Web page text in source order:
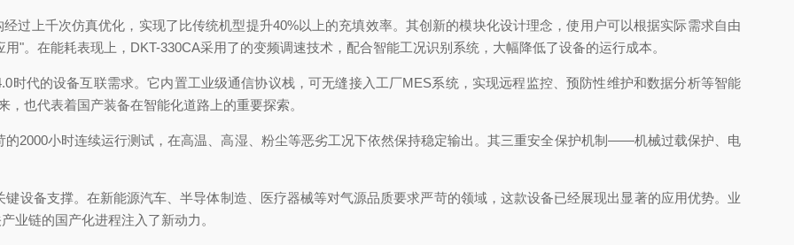
过上千次仿真优化，实现了比传统机型提升40%以上的充填效率。其创新的模块化设计理念，使用户可以根据实际需求自由
"。在能耗表现上，DKT-330CA采用了的变频调速技术，配合智能工况识别系统，大幅降低了设备的运行成本。
时代的设备互联需求。它内置工业级通信协议栈，可无缝接入工厂MES系统，实现远程监控、预防性维护和数据分析等智能
也代表着国产装备在智能化道路上的重要探索。
2000小时连续运行测试，在高温、高湿、粉尘等恶劣工况下依然保持稳定输出。其三重安全保护机制——机械过载保护、电
设备支撑。在新能源汽车、半导体制造、医疗器械等对气源品质要求严苛的领域，这款设备已经展现出显著的应用优势。业
业链的国产化进程注入了新动力。